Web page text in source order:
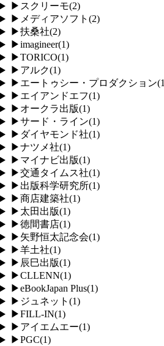
▶ スクリーモ(2)
▶ メディアソフト (2)
▶扶桑社(2)
▶imagineer(1)
▶TORICO(1)
▶ アルク(1)
▶ エートゥシー・プロダクション(1
▶ エイアンドエフ(1)
▶ オークラ出版(1)
▶サード・ライン(1)
▶ ダイヤモンド社(1)
▶ナツメ社(1)
▶ マイナビ出版(1)
▶交通タイムス社(1)
▶ 出版科学研究所(1)
▶商店建築社(1)
▶ 太田出版(1)
▶徳間書店(1)
▶ 矢野恒太記念会(1)
▶羊土社(1)
▶ 辰巳出版(1)
▶CLLENN(1)
▶eBookJapan Plus(1)
▶ ジュネット (1)
▶FILL-IN(1)
▶ アイエムエー(1)
▶PGC(1)